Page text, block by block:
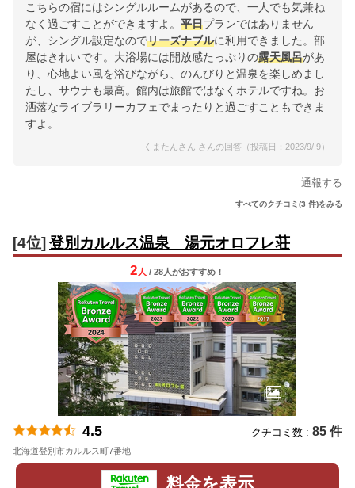
こちらの宿にはシングルルームがあるので、一人でも気兼ね
なく過ごすことができますよ。 平日プランではありません
が、シングル設定なのでリーズナブルに利用できました。部
屋はきれいです。大浴場には開放感たっぷりの露天風呂があ
り、心地よい風を浴びながら、のんびりと温泉を楽しめまし
たし、サウナも最高。館内は旅館ではなくホテルですね。お
洒落なライブラリーカフェでまったりと過ごすこともできま
すよ。
くまたんさん さんの回答（投稿日：2023/9/ 9）
通報する
すべてのクチコミ(3 件)をみる
[4位] 登別カルルス温泉 湯元オロフレ荘
2 人 / 28人がおすすめ！
4.5 クチコミ数 : 85 件
北海道登別市カルルス町7番地
料金を表示